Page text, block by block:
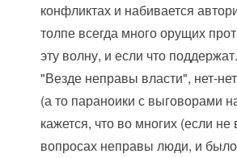
конфликтах и набивается
толпе всегда много орущих
эту волну, и если что поддержат.
"Везде неправы власти", нет-
(а то параноики с выговорами
кажется, что во многих (если
вопросах неправы люди, и